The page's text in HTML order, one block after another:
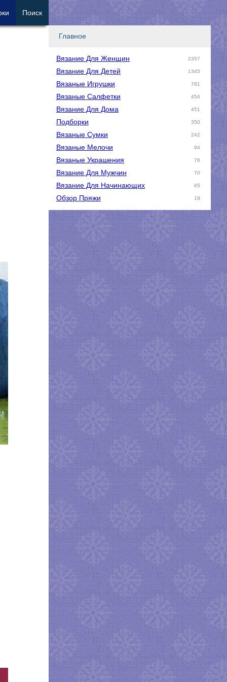
Главное
Вязание Для Женщин 2357
Вязание Для Детей 1345
Вязаные Игрушки 781
Вязаные Салфетки 454
Вязание Для Дома 451
Подборки 350
Вязаные Сумки 242
Вязаные Мелочи 94
Вязаные Украшения 76
Вязание Для Мужчин 70
Вязание Для Начинающих 65
Обзор Пряжи 19
Поиск